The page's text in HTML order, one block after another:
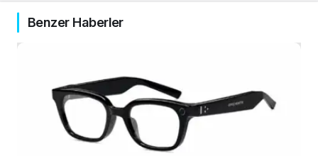
Benzer Haberler